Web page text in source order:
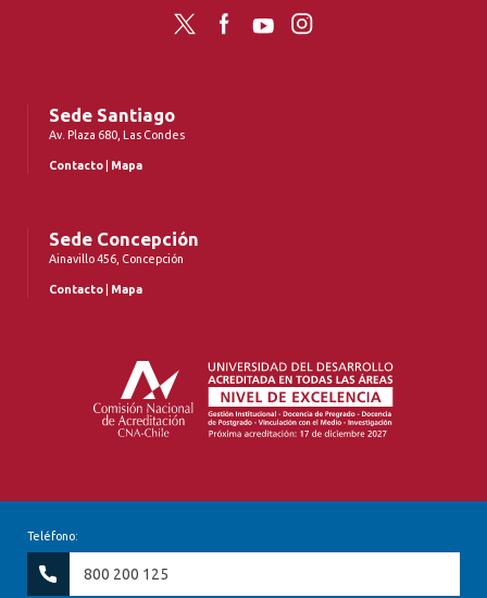
Twitter FacebookYouTubeInstagram
Sede Santiago
Av. Plaza 680, Las Condes
Contacto Mapa
Sede Concepción
Ainavillo 456, Concepción
Contacto Mapa
Teléfono:
800 200 125